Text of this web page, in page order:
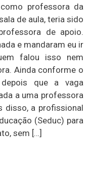
professora da
de aula, teria sido
de apoio.
e mandaram eu ir
falou isso nem
Ainda conforme o
que a vaga
a uma professora
disso, a profissional
(Seduc) para
sem […]